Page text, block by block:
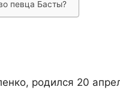
певца Басты?
родился 20